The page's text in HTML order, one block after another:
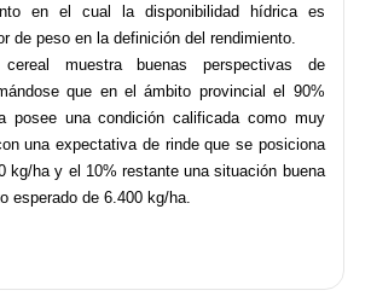
en el cual la disponibilidad hídrica es
de peso en la definición del rendimiento.
muestra buenas perspectivas de
que en el ámbito provincial el 90%
posee una condición calificada como muy
una expectativa de rinde que se posiciona
kg/ha y el 10% restante una situación buena
esperado de 6.400 kg/ha.